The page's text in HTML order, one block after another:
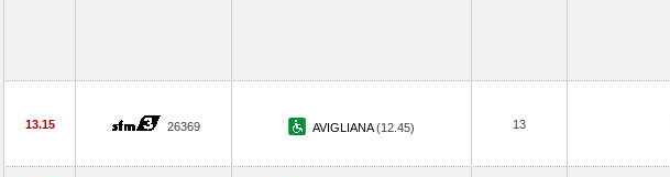
13.15 26369 AVIGLIANA(12.45) 13